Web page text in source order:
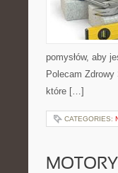
pomysłów, aby
Polecam
które […]
CATEGORIES: